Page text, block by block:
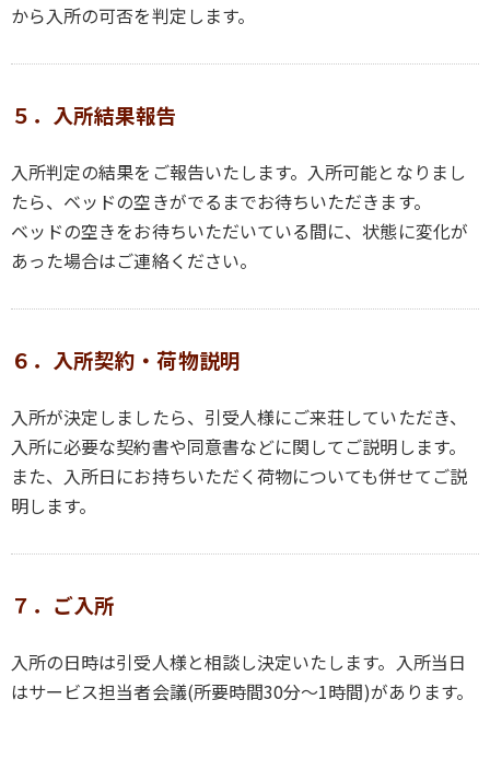
から入所の可否を判定します。
５．入所結果報告
入所判定の結果をご報告いたします。入所可能となりまし
たら、ベッドの空きがでるまでお待ちいただきます。
ベッドの空きをお待ちいただいている間に、状態に変化が
あった場合はご連絡ください。
６．入所契約・荷物説明
入所が決定しましたら、引受人様にご来荘していただき、
入所に必要な契約書や同意書などに関してご説明します。
また、入所日にお持ちいただく荷物についても併せてご説
明します。
７．ご入所
入所の日時は引受人様と相談し決定いたします。入所当日
はサービス担当者会議(所要時間30分～1時間)があります。